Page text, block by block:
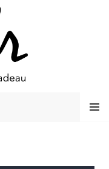
RADEAU
MENU